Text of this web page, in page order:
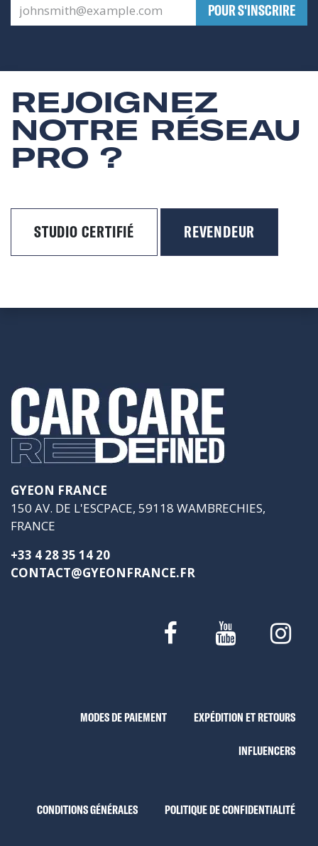
​POUR S'INSCRIRE
REJOIGNEZ
NOTRE RÉSEAU
PRO ?
STUDIO CERTIFIÉ REVENDEUR
GYEON FRANCE
150 AV. DE L'ESCPACE, 59118 WAMBRECHIES,
FRANCE
+33 4 28 35 14 20
CONTACT@GYEONFRANCE.FR
MODES DE PAIEMENT EXPÉDITION ET RETOURS
INFLUENCERS
CONDITIONS GÉNÉRALES POLITIQUE DE CONFIDENTIALITÉ